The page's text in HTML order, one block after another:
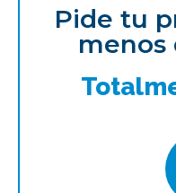
Pide tu
menos